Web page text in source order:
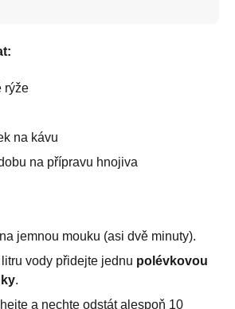
rýže
na kávu
na přípravu hnojiva
na jemnou mouku (asi dvě minuty).
vody přidejte jednu polévkovou
.
a nechte odstát alespoň 10